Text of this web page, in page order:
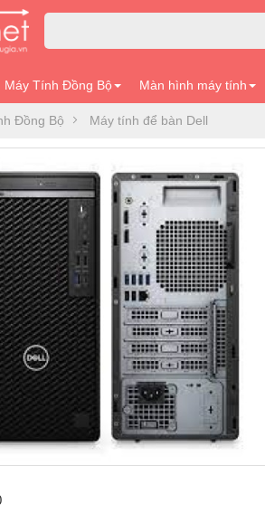
Máy Tính Đồng Bộ Màn hình máy tính
Đồng Bộ Máy tính để bàn Dell